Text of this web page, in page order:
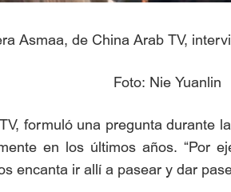
Asmaa, de China Arab TV,
Foto: Nie Yuanlin
formuló una pregunta durante
en los últimos años. “Por
encanta ir allí a pasear y dar